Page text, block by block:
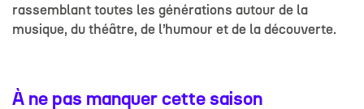
rassemblant toutes les générations autour de la
musique, du théâtre, de l’humour et de la découverte.
À ne pas manquer cette saison